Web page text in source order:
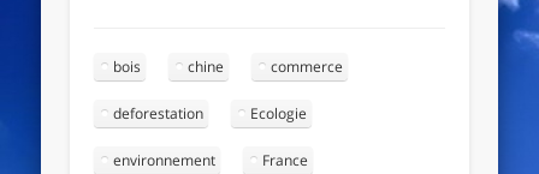
bois chine commerce
deforestation Ecologie
environnement France